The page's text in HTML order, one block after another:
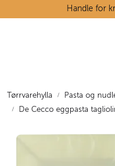
Skip to main contentHandle for
Tørrvarehylla Pasta og
De Cecco eggpasta
Tørrvarehylla